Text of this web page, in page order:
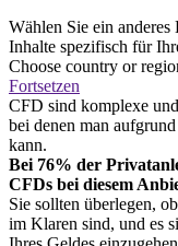
Wählen Sie ein
Inhalte spezifisch für
Choose country or
Fortsetzen
CFD sind komplexe
bei denen man
kann.
Bei 76% der
CFDs bei diesem
Sie sollten überlegen,
im Klaren sind, und es